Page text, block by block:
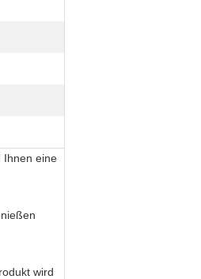
Ihnen eine
wird